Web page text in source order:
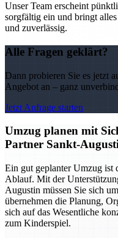
Unser Team erscheint
sorgfältig ein und bringt
und zuverlässig.
Alle Fragen geklärt?
Dann probieren Sie es jetzt
Angebot an – ganz
Jetzt Anfrage starten
Umzug planen mit
Partner Sankt-
Ein gut geplanter Umzug ist
Ablauf. Mit der
Augustin müssen Sie sich
übernehmen die Planung,
sich auf das Wesentliche
zum Kinderspiel.